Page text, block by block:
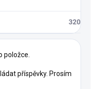
320
položce.
příspěvky. Prosím